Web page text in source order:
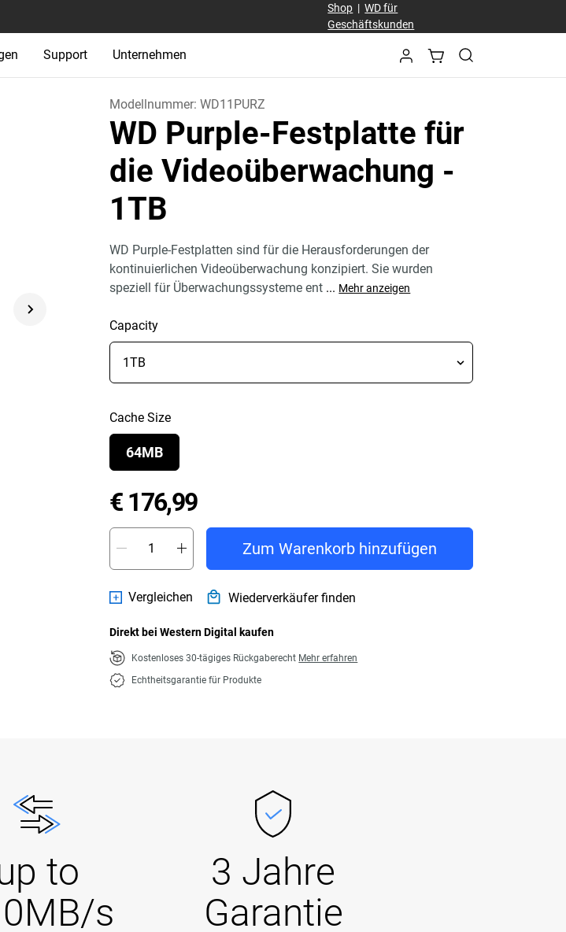
Shop |WD für
Geschäftskunden
Support Unternehmen
Modellnummer:WD11PURZ
WD Purple-Festplatte für
die Videoüberwachung -
1TB
WD Purple-Festplatten sind für die Herausforderungen der
kontinuierlichen Videoüberwachung konzipiert. Sie wurden
speziell für Überwachungssysteme ent ... Mehr anzeigen
Capacity
Cache Size
64MB
€ 176,99Price € 176,99
Zum Warenkorb hinzufügen
Vergleichen Wiederverkäufer finden
Direkt bei Western Digital kaufen
Kostenloses 30-tägiges Rückgaberecht Mehr erfahren
Echtheitsgarantie für Produkte
to
s
3 Jahre
Garantie